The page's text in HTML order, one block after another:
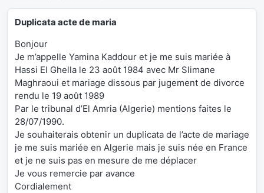
Duplicata acte de maria
Bonjour
Je m’appelle Yamina Kaddour et je me suis mariée à
Hassi El Ghella le 23 août 1984 avec Mr Slimane
Maghraoui et mariage dissous par jugement de divorce
rendu le 19 août 1989
Par le tribunal d’El Amria (Algerie) mentions faites le
28/07/1990.
Je souhaiterais obtenir un duplicata de l’acte de mariage
je me suis mariée en Algerie mais je suis née en France
et je ne suis pas en mesure de me déplacer
Je vous remercie par avance
Cordialement